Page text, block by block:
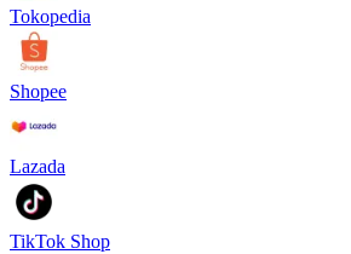
Tokopedia
Shopee
Lazada
TikTok Shop